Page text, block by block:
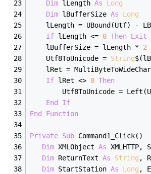
Dim lLength As
Long
Dim lBufferSize As
Long
lLength = UBound(Utf) -
If lLength <= 0 Then Exit
    lBufferSize = lLength *
2
    Utf8ToUnicode =
String
lRet =
If lRet <> 0 Then
Utf8ToUnicode =
End
If
End
Function
Private Sub Command1_Click()
Dim XMLObject As XMLHTTP,
Dim ReturnText As String ,
Dim StartStation As Long ,